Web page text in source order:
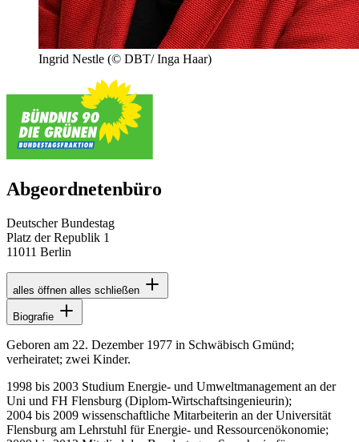
Ingrid Nestle (© DBT/ Inga Haar)
Abgeordnetenbüro
Deutscher Bundestag
Platz der Republik 1
11011 Berlin
alles öffnen alles schließen
Biografie
Geboren am 22. Dezember 1977 in Schwäbisch Gmünd;
verheiratet; zwei Kinder.
1998 bis 2003 Studium Energie- und Umweltmanagement an der
Uni und FH Flensburg (Diplom-Wirtschaftsingenieurin);
2004 bis 2009 wissenschaftliche Mitarbeiterin an der Universität
Flensburg am Lehrstuhl für Energie- und Ressourcenökonomie;